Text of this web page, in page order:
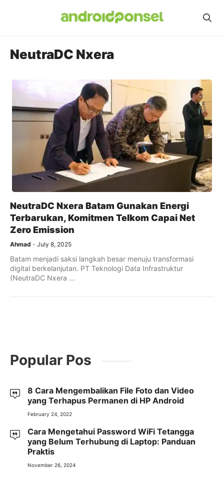
NeutraDC Nxera
NeutraDC Nxera Batam Gunakan Energi
Terbarukan, Komitmen Telkom Capai Net
Zero Emission
Ahmad July 8, 2025
Batam menjadi saksi langkah besar menuju transformasi
digital berkelanjutan. PT Teknologi Data Infrastruktur
(NeutraDC Nxera ...
Popular Pos
8 Cara Mengembalikan File Foto dan Video
yang Terhapus Permanen di HP Android
February 24, 2022
Cara Mengetahui Password WiFi Tetangga
yang Belum Terhubung di Laptop: Panduan
Praktis
November 26, 2024